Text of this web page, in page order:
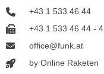
+43 1 533 46 44
+43 1 533 46 44 - 4
office@funk.at
by Online Raketen